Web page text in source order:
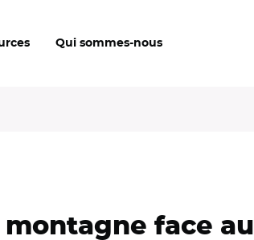
Qui sommes-nous
face au